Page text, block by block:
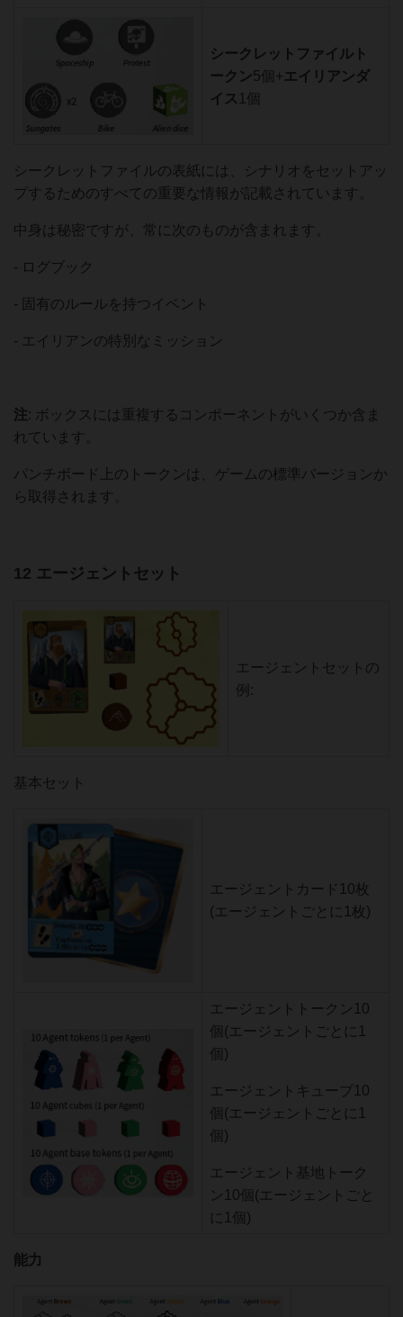
シークレットファイルト
ークン5個+エイリアンダ
イス 1個
シークレットファイルの表紙には、シナリオをセットアッ
プするためのすべての重要な情報が記載されています。
中身は秘密ですが、常に次のものが含まれます。
- ログブック
- 固有のルールを持つイベント
- エイリアンの特別なミッション
注: ボックスには重複するコンポーネントがいくつか含ま
れています。
パンチボード上のトークンは、ゲームの標準バージョンか
ら取得されます。
12 エージェントセット
エージェントセットの
例:
基本セット
エージェントカード10枚
(エージェントごとに1枚)
エージェントトークン10
個(エージェントごとに1
個)
エージェントキューブ10
個(エージェントごとに1
個)
エージェント基地トーク
ン10個(エージェントごと
に1個)
能力